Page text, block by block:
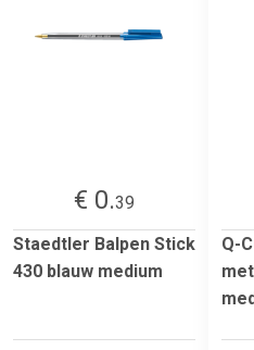
€ 0.39
Staedtler Balpen Stick
430 blauw medium
Q-